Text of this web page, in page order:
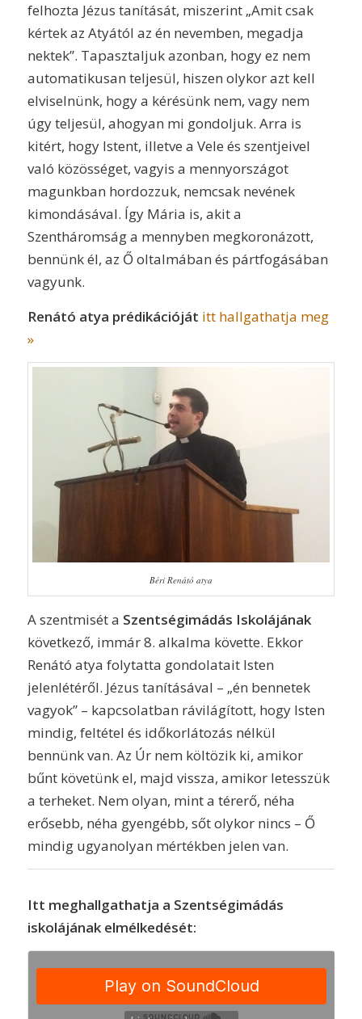
felhozta Jézus tanítását, miszerint „Amit csak
kértek az Atyától az én nevemben, megadja
nektek”. Tapasztaljuk azonban, hogy ez nem
automatikusan teljesül, hiszen olykor azt kell
elviselnünk, hogy a kérésünk nem, vagy nem
úgy teljesül, ahogyan mi gondoljuk. Arra is
kitért, hogy Istent, illetve a Vele és szentjeivel
való közösséget, vagyis a mennyországot
magunkban hordozzuk, nemcsak nevének
kimondásával. Így Mária is, akit a
Szentháromság a mennyben megkoronázott,
bennünk él, az Ő oltalmában és pártfogásában
vagyunk.
Renátó atya prédikációját itt hallgathatja meg
»
Béri Renátó atya
A szentmisét a Szentségimádás Iskolájának
következő, immár 8. alkalma követte. Ekkor
Renátó atya folytatta gondolatait Isten
jelenlétéről. Jézus tanításával – „én bennetek
vagyok” – kapcsolatban rávilágított, hogy Isten
mindig, feltétel és időkorlátozás nélkül
bennünk van. Az Úr nem költözik ki, amikor
bűnt követünk el, majd vissza, amikor letesszük
a terheket. Nem olyan, mint a térerő, néha
erősebb, néha gyengébb, sőt olykor nincs – Ő
mindig ugyanolyan mértékben jelen van.
Itt meghallgathatja a Szentségimádás
iskolájának elmélkedését: